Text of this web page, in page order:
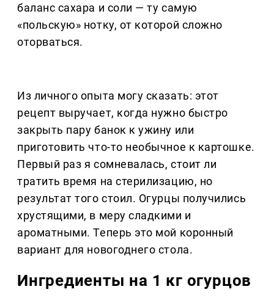
баланс сахара и соли — ту самую
«польскую» нотку, от которой сложно
оторваться.
Из личного опыта могу сказать: этот
рецепт выручает, когда нужно быстро
закрыть пару банок к ужину или
приготовить что-то необычное к картошке.
Первый раз я сомневалась, стоит ли
тратить время на стерилизацию, но
результат того стоил. Огурцы получились
хрустящими, в меру сладкими и
ароматными. Теперь это мой коронный
вариант для новогоднего стола.
Ингредиенты на 1 кг огурцов